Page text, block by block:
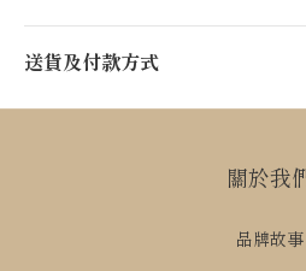
送貨及付款方式
關於我
品牌故事